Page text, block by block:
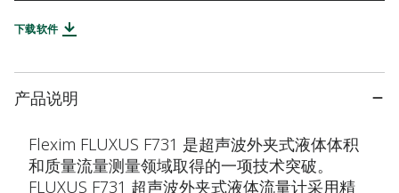
下载软件
产品说明
Flexim FLUXUS F731 是超声波外夹式液体体积
和质量流量测量领域取得的一项技术突破。
FLUXUS F731 超声波外夹式液体流量计采用精